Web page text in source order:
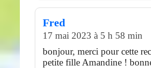
Fred
17 mai 2023 à 5 h 58 min
bonjour, merci pour cette
petite fille Amandine !